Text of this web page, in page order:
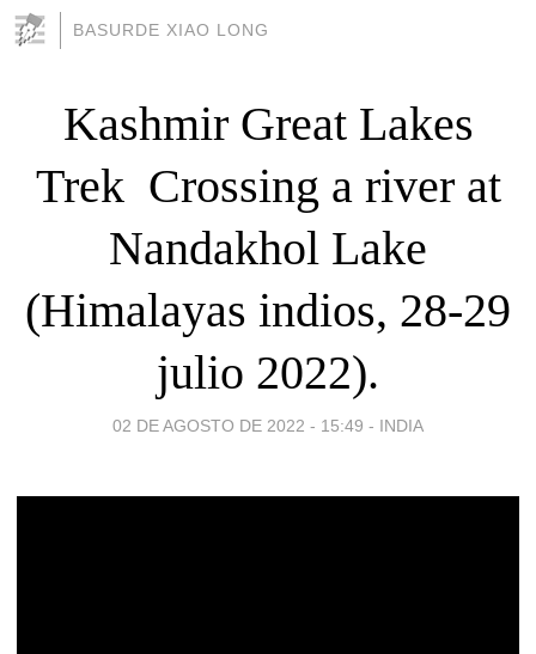
BASURDE XIAO LONG
Kashmir Great Lakes
Trek  Crossing a river at
Nandakhol Lake
(Himalayas indios, 28-29
julio 2022).
02 DE AGOSTO DE 2022 - 15:49 - INDIA